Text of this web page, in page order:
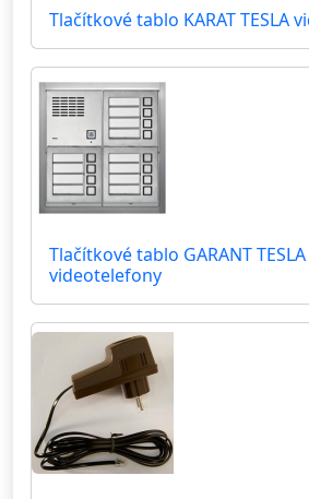
Tlačítkové tablo KARAT TESLA
Tlačítkové tablo GARANT
videotelefony